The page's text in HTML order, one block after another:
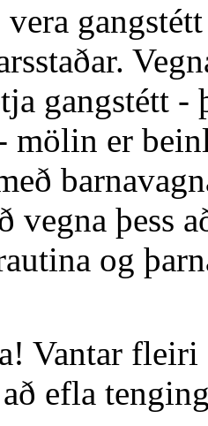
gangstétt
mölin er
vegna þess
og
Vantar fleiri
efla